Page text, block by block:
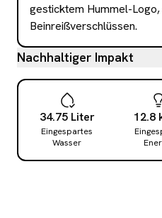
gesticktem Hummel-
Beinreißverschlüssen.
Nachhaltiger Impakt
34.75 Liter
Eingespartes
Wasser
12.8